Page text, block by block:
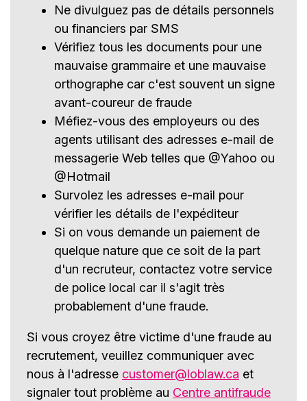
Ne divulguez pas de détails personnels
ou financiers par SMS
Vérifiez tous les documents pour une
mauvaise grammaire et une mauvaise
orthographe car c'est souvent un signe
avant-coureur de fraude
Méfiez-vous des employeurs ou des
agents utilisant des adresses e-mail de
messagerie Web telles que @Yahoo ou
@Hotmail
Survolez les adresses e-mail pour
vérifier les détails de l'expéditeur
Si on vous demande un paiement de
quelque nature que ce soit de la part
d'un recruteur, contactez votre service
de police local car il s'agit très
probablement d'une fraude.
Si vous croyez être victime d'une fraude au
recrutement, veuillez communiquer avec
nous à l'adresse customer@loblaw.ca et
signaler tout problème au Centre antifraude